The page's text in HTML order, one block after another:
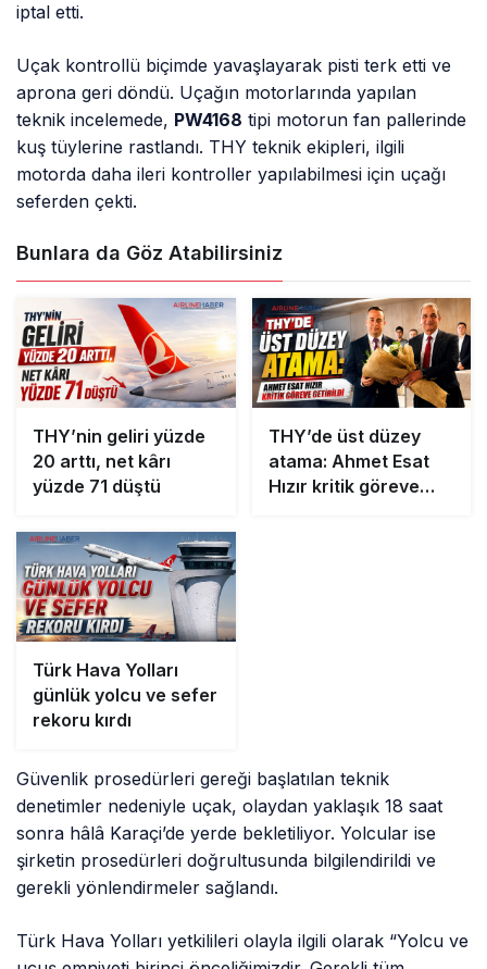
iptal etti.
Uçak kontrollü biçimde yavaşlayarak pisti terk etti ve
aprona geri döndü. Uçağın motorlarında yapılan
teknik incelemede, PW4168 tipi motorun fan pallerinde
kuş tüylerine rastlandı. THY teknik ekipleri, ilgili
motorda daha ileri kontroller yapılabilmesi için uçağı
seferden çekti.
Bunlara da Göz Atabilirsiniz
THY’nin geliri yüzde
20 arttı, net kârı
yüzde 71 düştü
THY’de üst düzey
atama: Ahmet Esat
Hızır kritik göreve
Türk Hava Yolları
günlük yolcu ve sefer
rekoru kırdı
Güvenlik prosedürleri gereği başlatılan teknik
denetimler nedeniyle uçak, olaydan yaklaşık 18 saat
sonra hâlâ Karaçi’de yerde bekletiliyor. Yolcular ise
şirketin prosedürleri doğrultusunda bilgilendirildi ve
gerekli yönlendirmeler sağlandı.
Türk Hava Yolları yetkilileri olayla ilgili olarak “Yolcu ve